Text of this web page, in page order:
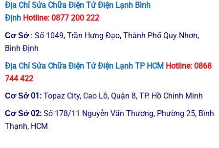
Kiểm tra chất
lượng nước đầu
vào/đầu ra máy
lọc nước 11 chỉ
tiêu
650.000đ
thống lọc nước
200.000đ
máy lọc nước
dạng cây
Lắp đặt hệ
Địa Chỉ Sửa Chữa Điện Tử Điện Lạnh Bình
Định Hotline: 0877 200 222
Cơ Sở : Số 1049, Trần Hưng Đạo, Thành Phố Quy Nhơn,
Bình Định
Địa Chỉ Sửa Chữa Điện Tử Điện Lạnh TP HCM Hotline: 0868
744 422
Cơ Sở01: Topaz City, Cao Lỗ, Quận 8, TP. Hồ Chính Minh
Cơ Sở02: Số 178/11 Nguyễn Văn Thương, Phường 25, Bình
Thạnh, HCM